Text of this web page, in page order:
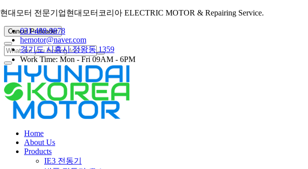
Cancel Preloader
Home
About Us
Products
IE3 전동기
현대모터 전문기업현대모터코리아 ELECTRIC MOTOR & Repairing Service.
031-488-9878
hemotor@naver.com
경기도 시흥시 정왕동 1359
Work Time: Mon - Fri 09AM - 6PM